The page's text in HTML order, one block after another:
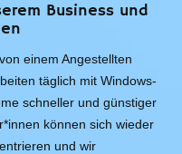
Business und
einem Angestellten
täglich mit Windows-
schneller und günstiger
können sich wieder
und wir